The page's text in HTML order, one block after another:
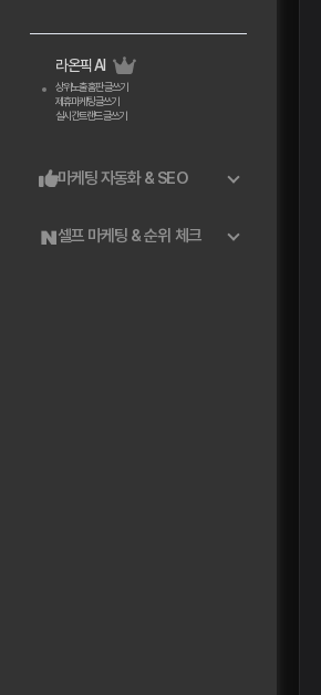
라온픽 AI
상위노출 홈판 글쓰기
제휴마케팅 글쓰기
실시간트랜드 글쓰기
마케팅 자동화 & SEO
셀프 마케팅 & 순위 체크